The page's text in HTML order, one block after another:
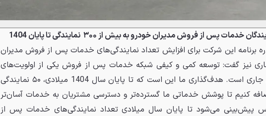
خدمات پس از فروش مدیران خودرو به بیش از ۳۰۰ نمایندگی تا پایان
1404
برنامه این شرکت برای افزایش تعداد نمایندگی‌های خدمات پس از فروش مدیران
نیز گفت: توسعه کمی و کیفی شبکه خدمات پس از فروش یکی از اولویت‌های
کلیدی ما در سال جاری است. هدف‌گذاری ما این است که تا پایان سال 1404 میلادی، ۵۰ نمایندگی
کنیم تا پوشش خدماتی ما گسترده‌تر و دسترسی مشتریان به خدمات آسان‌تر
پیش‌بینی می‌شود تا پایان سال میلادی تعداد نمایندگی‌های خدمات پس از